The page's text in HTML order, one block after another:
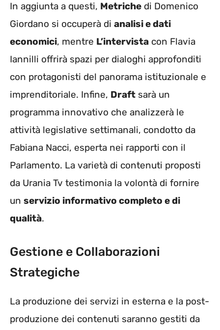
In aggiunta a questi, Metriche di Domenico
Giordano si occuperà di analisi e dati
economici, mentre L’intervista con Flavia
Iannilli offrirà spazi per dialoghi approfonditi
con protagonisti del panorama istituzionale e
imprenditoriale. Infine, Draft sarà un
programma innovativo che analizzerà le
attività legislative settimanali, condotto da
Fabiana Nacci, esperta nei rapporti con il
Parlamento. La varietà di contenuti proposti
da Urania Tv testimonia la volontà di fornire
un servizio informativo completo e di
qualità.
Gestione e Collaborazioni
Strategiche
La produzione dei servizi in esterna e la post-
produzione dei contenuti saranno gestiti da